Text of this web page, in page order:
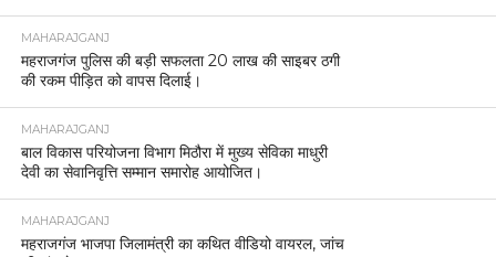
MAHARAJGANJ
महराजगंज पुलिस की बड़ी सफलता 20 लाख की साइबर ठगी
की रकम पीड़ित को वापस दिलाई।
MAHARAJGANJ
बाल विकास परियोजना विभाग मिठौरा में मुख्य सेविका माधुरी
देवी का सेवानिवृत्ति सम्मान समारोह आयोजित।
MAHARAJGANJ
महराजगंज भाजपा जिलामंत्री का कथित वीडियो वायरल, जांच